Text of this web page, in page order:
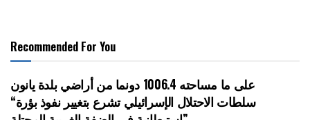
Recommended For You
على ما مساحته 1006.4 دونما من أراضي بلدة يانون
“سلطات الاحتلال الإسرائيلي تشرع بتغيير نفوذ بؤرة